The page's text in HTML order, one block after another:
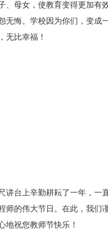
、母女，使教育变得更加有
无悔。学校因为你们，变成
无比幸福！
讲台上辛勤耕耘了一年，一
师的伟大节日。在此，我们
地祝您教师节快乐！